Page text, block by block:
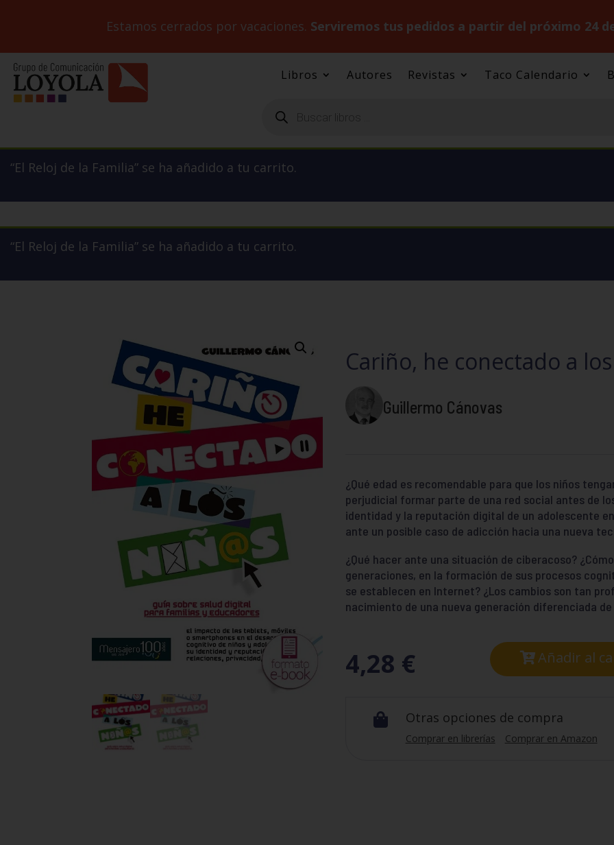
Estamos cerrados por vacaciones. Serviremos tus pedidos a partir del próximo 24
Libros Autores Revistas Taco Calendario
productos
“El Reloj de la Familia” se ha añadido a tu carrito.
“El Reloj de la Familia” se ha añadido a tu carrito.
Cariño, he conectado a los
Guillermo Cánovas
¿Qué edad es recomendable para que los niños
perjudicial formar parte de una red social antes de
identidad y la reputación digital de un adolescente
ante un posible caso de adicción hacia una nueva
¿Qué hacer ante una situación de ciberacoso?
generaciones, en la formación de sus procesos
se establecen en Internet? ¿Los cambios son tan
nacimiento de una nueva generación diferenciada de
4,28 € Añadir al
 Otras opciones de compra
Comprar en librerías Comprar en Amazon